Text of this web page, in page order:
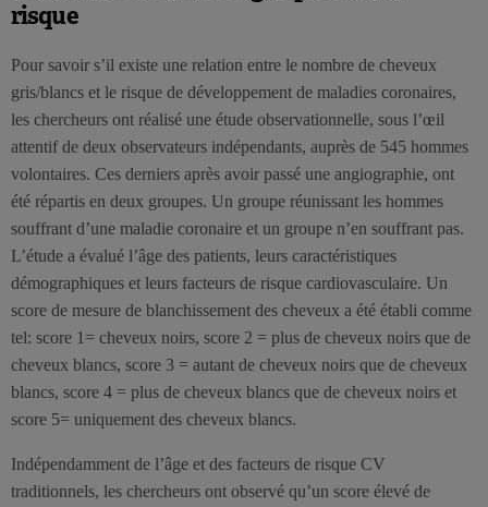
risque
Pour savoir s’il existe une relation entre le nombre de cheveux
gris/blancs et le risque de développement de maladies coronaires,
les chercheurs ont réalisé une étude observationnelle, sous l’œil
attentif de deux observateurs indépendants, auprès de 545 hommes
volontaires. Ces derniers après avoir passé une angiographie, ont
été répartis en deux groupes. Un groupe réunissant les hommes
souffrant d’une maladie coronaire et un groupe n’en souffrant pas.
L’étude a évalué l’âge des patients, leurs caractéristiques
démographiques et leurs facteurs de risque cardiovasculaire. Un
score de mesure de blanchissement des cheveux a été établi comme
tel: score 1= cheveux noirs, score 2 = plus de cheveux noirs que de
cheveux blancs, score 3 = autant de cheveux noirs que de cheveux
blancs, score 4 = plus de cheveux blancs que de cheveux noirs et
score 5= uniquement des cheveux blancs.
Indépendamment de l’âge et des facteurs de risque CV
traditionnels, les chercheurs ont observé qu’un score élevé de